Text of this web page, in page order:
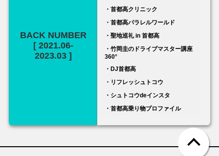
BACK NUMBER
[ 2021.06-
2023.03 ]
・首都高クリニック
・首都高パラレルワールド
・聖地巡礼 in 首都高
・竹岡圭のドライブマスター講座
360°
・DJ首都高
・リフレッシュトコウ
・シュトコウdeインスタ
・首都高乗り物プロファイル